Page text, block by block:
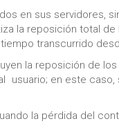
en sus servidores,
la reposición total
transcurrido
la reposición de
usuario; en este
la pérdida del